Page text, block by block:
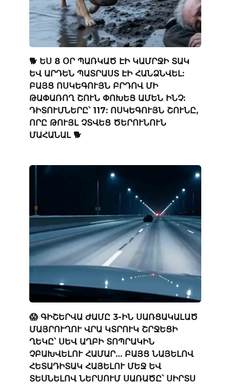
🐕 ԵՍ 8 ՕՐ ՊԱՌԿԱԾ ԷԻ ԿԱՄՐՋԻ ՏԱԿ
ԵՎ ԱՐԴԵՆ ՊԱՏՐԱՍՏ ԷԻ ՀԱՆՁՆՎԵԼ:
ԲԱՅՑ ՈՍԿԵԳՈՒՅՆ ԲՐԴՈՎ ՄԻ
ԹԱՓԱՌՈՂ ՇՈՒՆ ՓՈԽԵՑ ԱՄԵՆ ԻՆՉ:
ԴԻՏՈՒՄՆԵՐԸ՝ 117: ՈՍԿԵԳՈՒՅՆ ՇՈՒՆԸ,
ՈՐԸ ԹՈՒՅԼ ՉՏՎԵՑ ԾԵՐՈՒՆՈՒՆ
ՄԱՀԱՆԱԼ 🐕
😱 ԳԻՇԵՐՎԱ ԺԱՄԸ 3-ԻՆ ՍԱՌՑԱԿԱԼԱԾ
ՄԱՅՐՈՒՂՈՒ ՎՐԱ ԿՏՐՈՒԿ ՇՐՋԵՑԻ
ՂԵԿԸ՝ ՍԵՎ ԱՂԲԻ ՏՈՊՐԱԿԻՆ
ՉԲԱԽՎԵԼՈՒ ՀԱՄԱՐ… ԲԱՅՑ ՆԱՅԵԼՈՎ
ՀԵՏԱԴԻՏԱԿ ՀԱՅԵԼՈՒ ՄԵՋ ԵՎ
ՏԵՍՆԵԼՈՎ ՆԵՐՍՈՒՄ ՍԱՌԱԾԸ՝ ՍԻՐՏՍ